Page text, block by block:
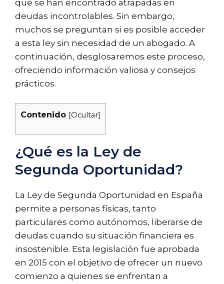
que se han encontrado atrapadas en
deudas incontrolables. Sin embargo,
muchos se preguntan si es posible acceder
a esta ley sin necesidad de un abogado. A
continuación, desglosaremos este proceso,
ofreciendo información valiosa y consejos
prácticos.
Contenido [Ocultar]
¿Qué es la Ley de
Segunda Oportunidad?
La Ley de Segunda Oportunidad en España
permite a personas físicas, tanto
particulares como autónomos, liberarse de
deudas cuando su situación financiera es
insostenible. Esta legislación fue aprobada
en 2015 con el objetivo de ofrecer un nuevo
comienzo a quienes se enfrentan a